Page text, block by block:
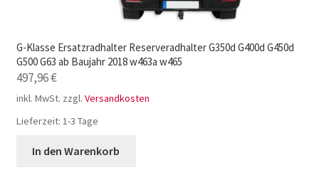
G-Klasse Ersatzradhalter Reserveradhalter G350d G400d G450d
G500 G63 ab Baujahr 2018 w463a w465
497,96€
inkl. MwSt. zzgl. Versandkosten
Lieferzeit: 1-3 Tage
In den Warenkorb